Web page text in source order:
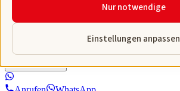
Schnellmenü
Einstellungen anpassen
Nur notwendige